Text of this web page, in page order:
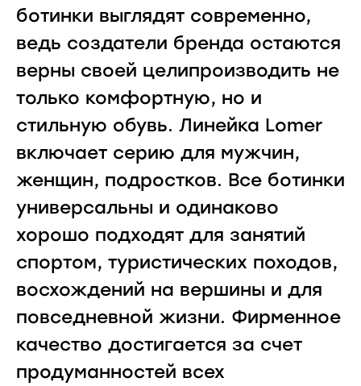
ботинки выглядят современно,
ведь создатели бренда остаются
верны своей целипроизводить не
только комфортную, но и
стильную обувь. Линейка Lomer
включает серию для мужчин,
женщин, подростков. Все ботинки
универсальны и одинаково
хорошо подходят для занятий
спортом, туристических походов,
восхождений на вершины и для
повседневной жизни. Фирменное
качество достигается за счет
продуманностей всех